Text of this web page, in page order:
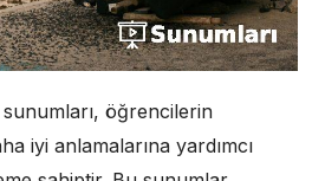
öğrencilerin
iyi anlamalarına yardımcı